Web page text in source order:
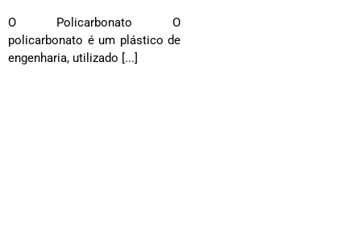
O Policarbonato O
policarbonato é um plástico de
engenharia, utilizado [...]